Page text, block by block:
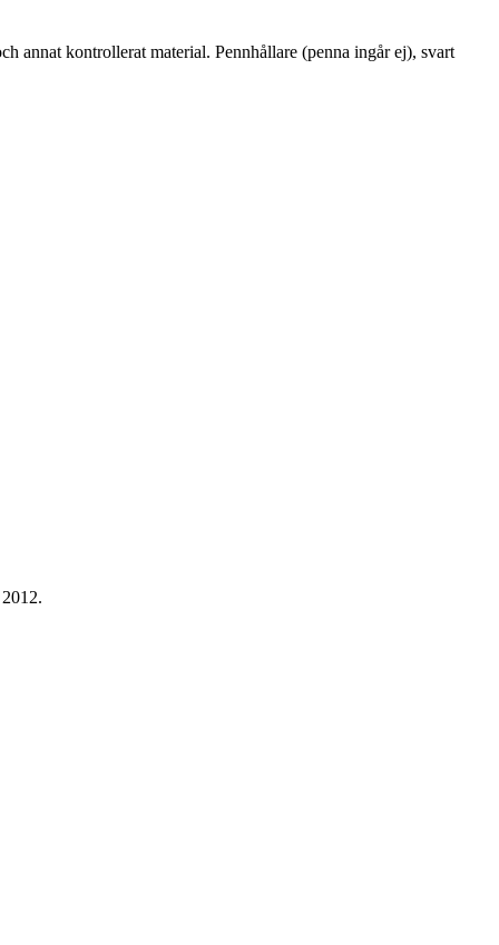
annat kontrollerat material. Pennhållare (penna ingår ej), svart